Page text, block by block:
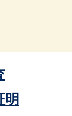
明